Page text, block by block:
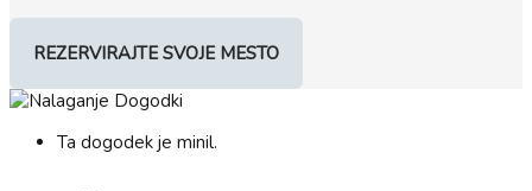
REZERVIRAJTE SVOJE MESTO
Ta dogodek je minil.